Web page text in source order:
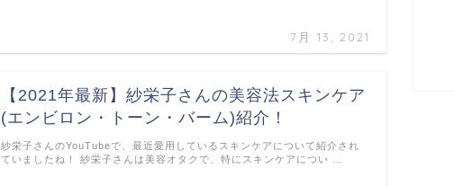
7月 13, 2021
【2021年最新】紗栄子さんの美容法スキンケア
(エンビロン・トーン・バーム)紹介！
紗栄子さんのYouTubeで、最近愛用しているスキンケアについて紹介され
ていましたね！ 紗栄子さんは美容オタクで、特にスキンケアについ …